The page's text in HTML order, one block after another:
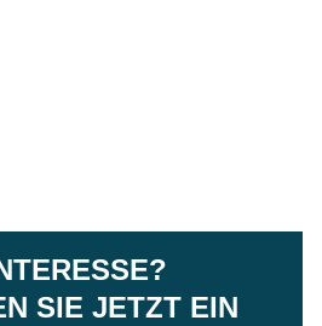
SIE JETZT EIN